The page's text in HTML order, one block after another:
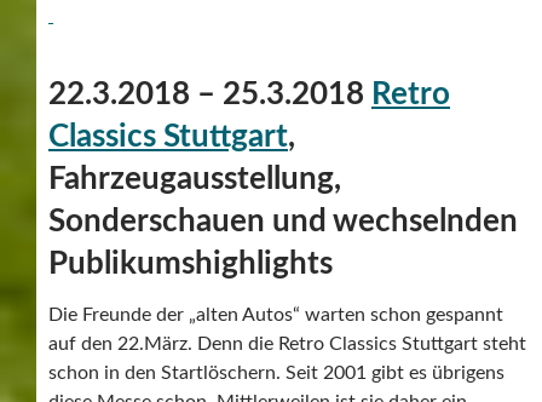
22.3.2018 – 25.3.2018 Retro
Classics Stuttgart,
Fahrzeugausstellung,
Sonderschauen und wechselnden
Publikumshighlights
Die Freunde der „alten Autos“ warten schon gespannt
auf den 22.März. Denn die Retro Classics Stuttgart steht
schon in den Startlöschern. Seit 2001 gibt es übrigens